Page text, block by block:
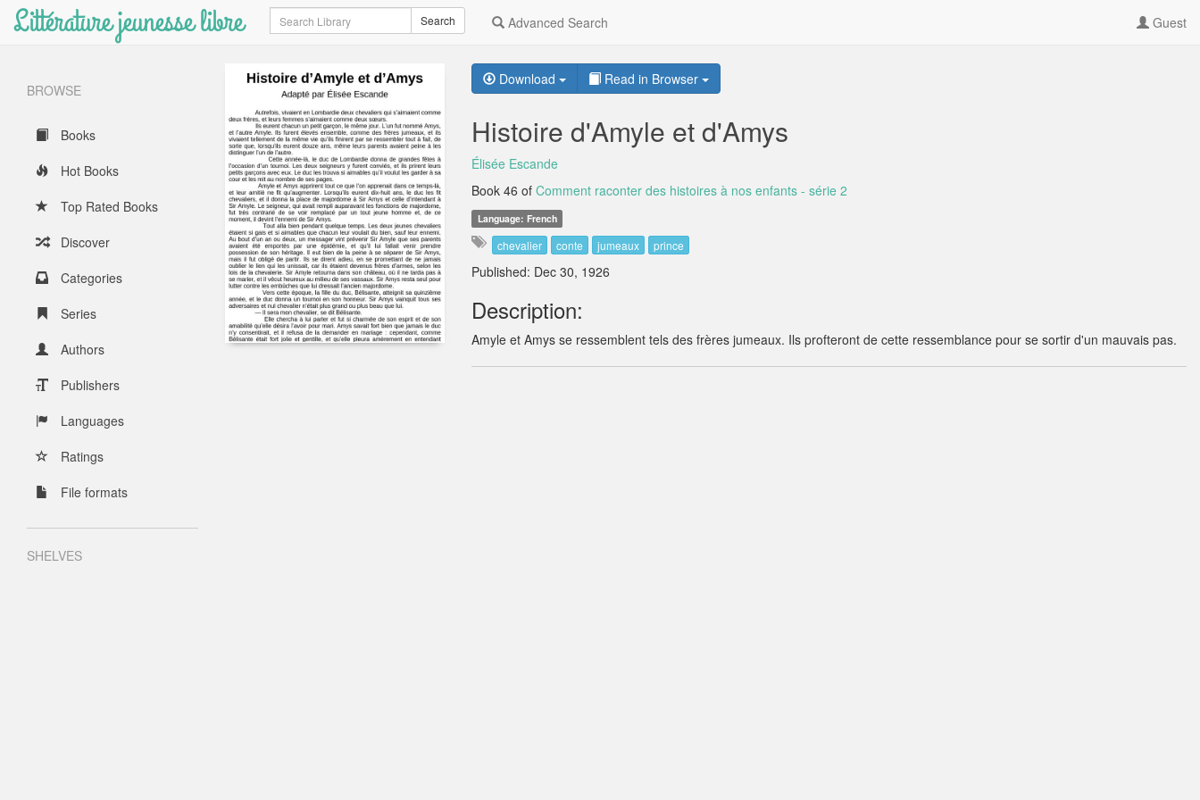
Littérature jeunesse libre Search Search Advanced Search Guest
BROWSE
Books
Hot Books
Top Rated Books
Discover
Categories
Series
Authors
Publishers
Languages
Ratings
File formats
SHELVES
Download Read in Browser
Histoire d'Amyle et d'Amys
Élisée Escande
Book 46 ofComment raconter des histoires à nos enfants - série 2
Language: French
chevalier conte jumeaux prince
Published: Dec 30, 1926
Description:
Amyle et Amys se ressemblent tels des frères jumeaux. Ils profteront de cette ressemblance pour se sortir d'un mauvais pas.